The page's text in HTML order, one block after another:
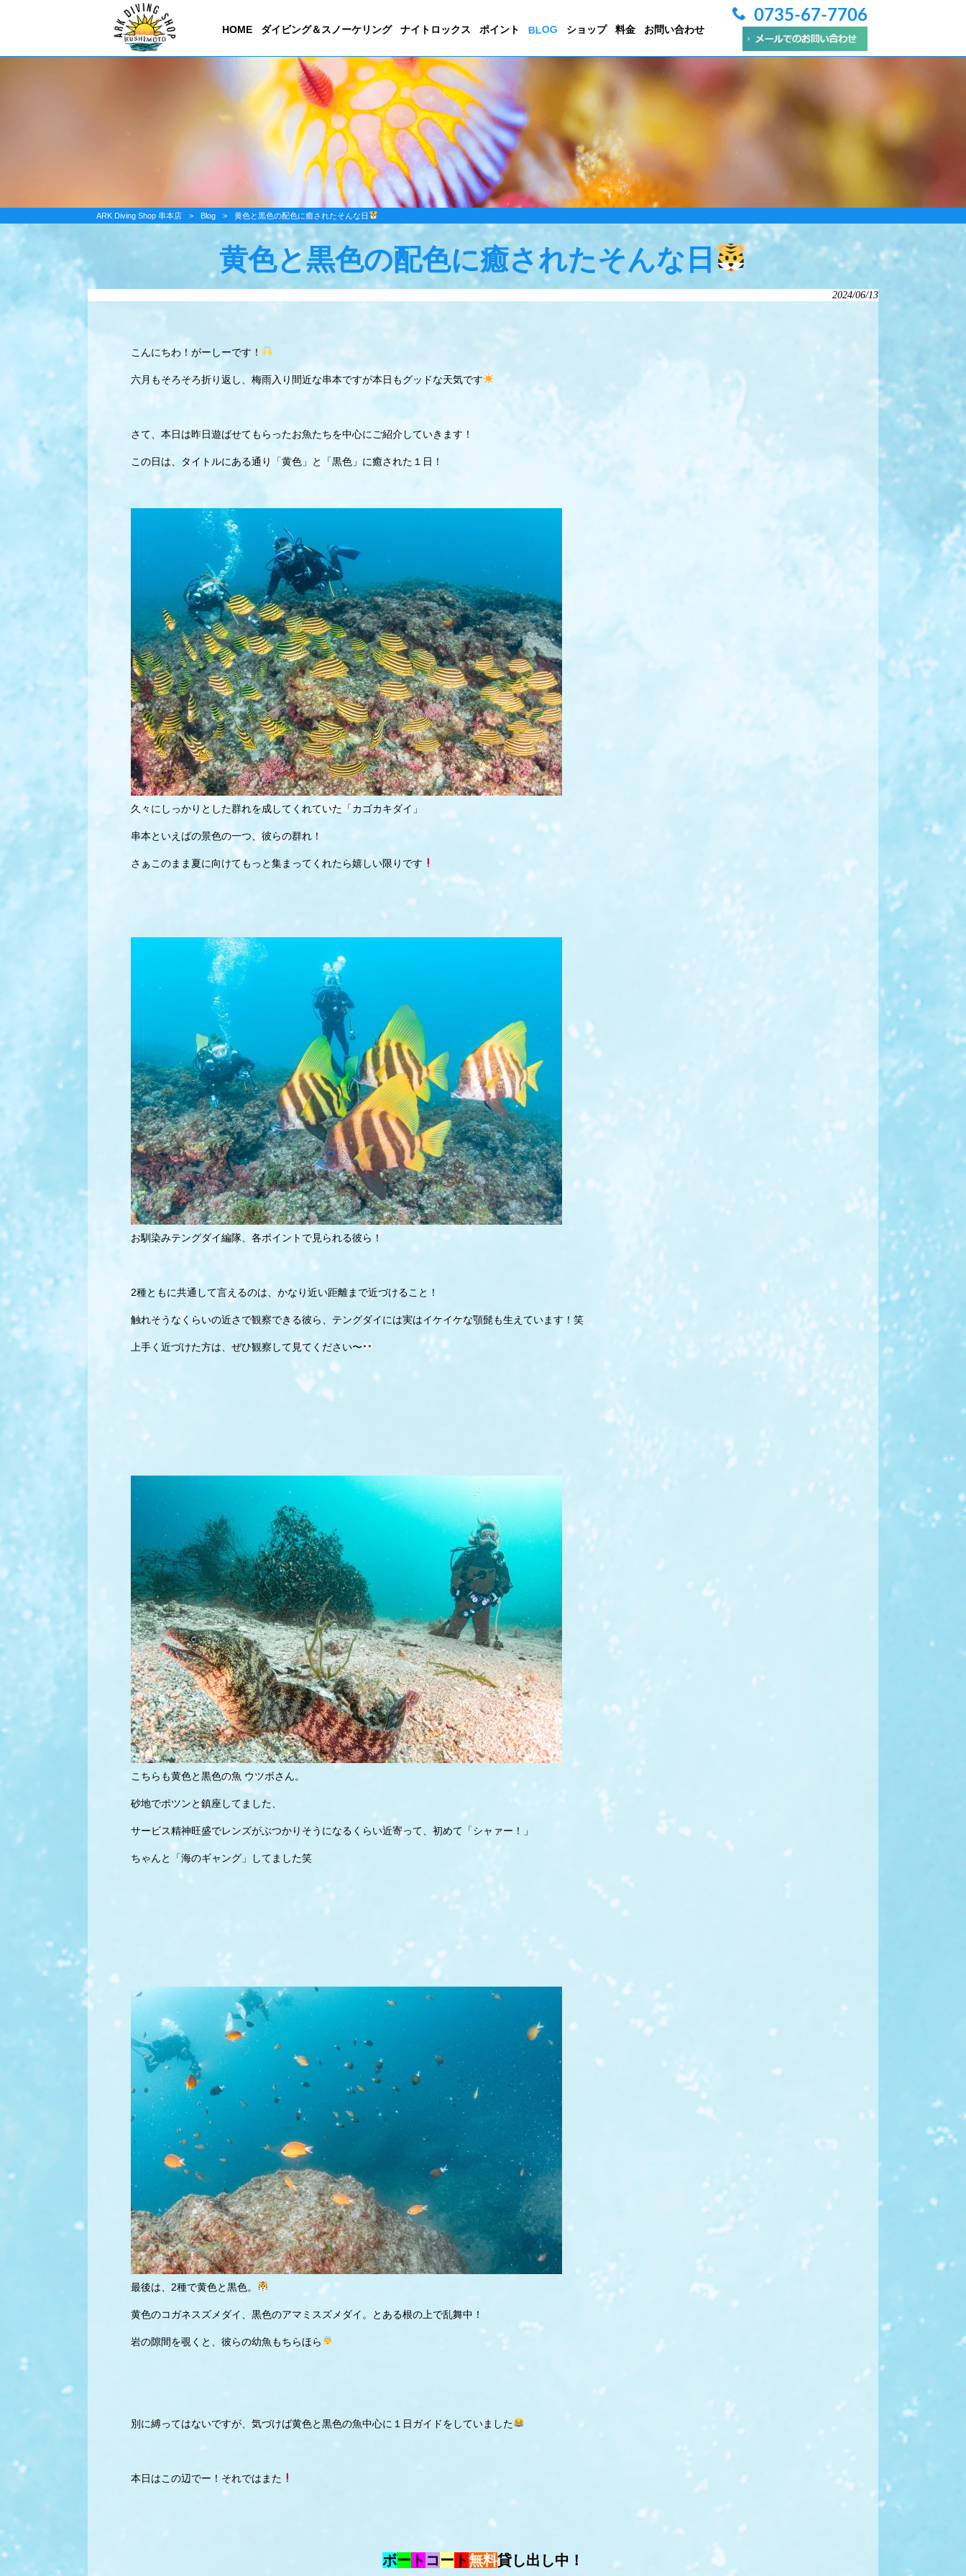
HOME ダイビング＆スノーケリング ナイトロックス ポイント BLOG ショップ 料金 お問い合わせ
0735-67-7706
ARK Diving Shop 串本店 > Blog > 黄色と黒色の配色に癒されたそんな日
黄色と黒色の配色に癒されたそんな日
2024/06/13
こんにちわ！がーしーです！
六月もそろそろ折り返し、梅雨入り間近な串本ですが本日もグッドな天気です
さて、本日は昨日遊ばせてもらったお魚たちを中心にご紹介していきます！
この日は、タイトルにある通り「黄色」と「黒色」に癒された１日！
久々にしっかりとした群れを成してくれていた「カゴカキダイ」
串本といえばの景色の一つ、彼らの群れ！
さぁこのまま夏に向けてもっと集まってくれたら嬉しい限りです
お馴染みテングダイ編隊、各ポイントで見られる彼ら！
2種ともに共通して言えるのは、かなり近い距離まで近づけること！
触れそうなくらいの近さで観察できる彼ら、テングダイには実はイケイケな顎髭も生えています！笑
上手く近づけた方は、ぜひ観察して見てください〜
こちらも黄色と黒色の魚 ウツボさん。
砂地でポツンと鎮座してました、
サービス精神旺盛でレンズがぶつかりそうになるくらい近寄って、初めて「シャァー！」
ちゃんと「海のギャング」してました笑
最後は、2種で黄色と黒色。
黄色のコガネスズメダイ、黒色のアマミスズメダイ。とある根の上で乱舞中！
岩の隙間を覗くと、彼らの幼魚もちらほら
別に縛ってはないですが、気づけば黄色と黒色の魚中心に１日ガイドをしていました
本日はこの辺でー！それではまた
ボー ト コー ト無料貸し出し中！